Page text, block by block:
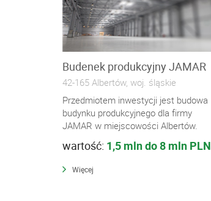
Budenek produkcyjny JAMAR
42-165 Albertów, woj. śląskie
Przedmiotem inwestycji jest budowa
budynku produkcyjnego dla firmy
JAMAR w miejscowości Albertów.
wartość: 1,5 mln do 8 mln PLN
Więcej